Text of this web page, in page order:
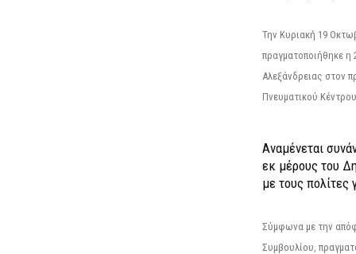
Την Κυριακή 19
πραγματοποιήθηκε η
Αλεξάνδρειας στον
Πνευματικού
Αναμένεται
εκ μέρους του
με τους πολίτες
Σύμφωνα με την
Συμβουλίου,